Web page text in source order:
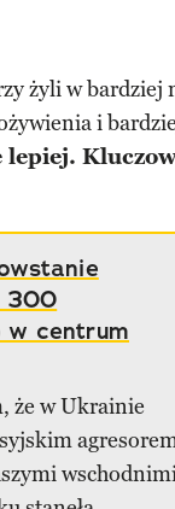
żyli w bardziej
i
300
w centrum
że w Ukrainie